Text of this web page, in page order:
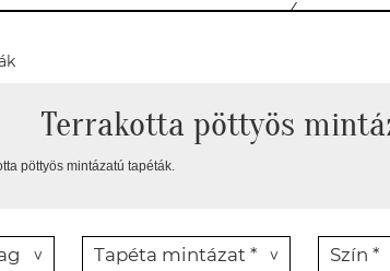
Terrakotta pöttyös
pöttyös mintázatú tapéták.
Tapéta mintázat * Szín *